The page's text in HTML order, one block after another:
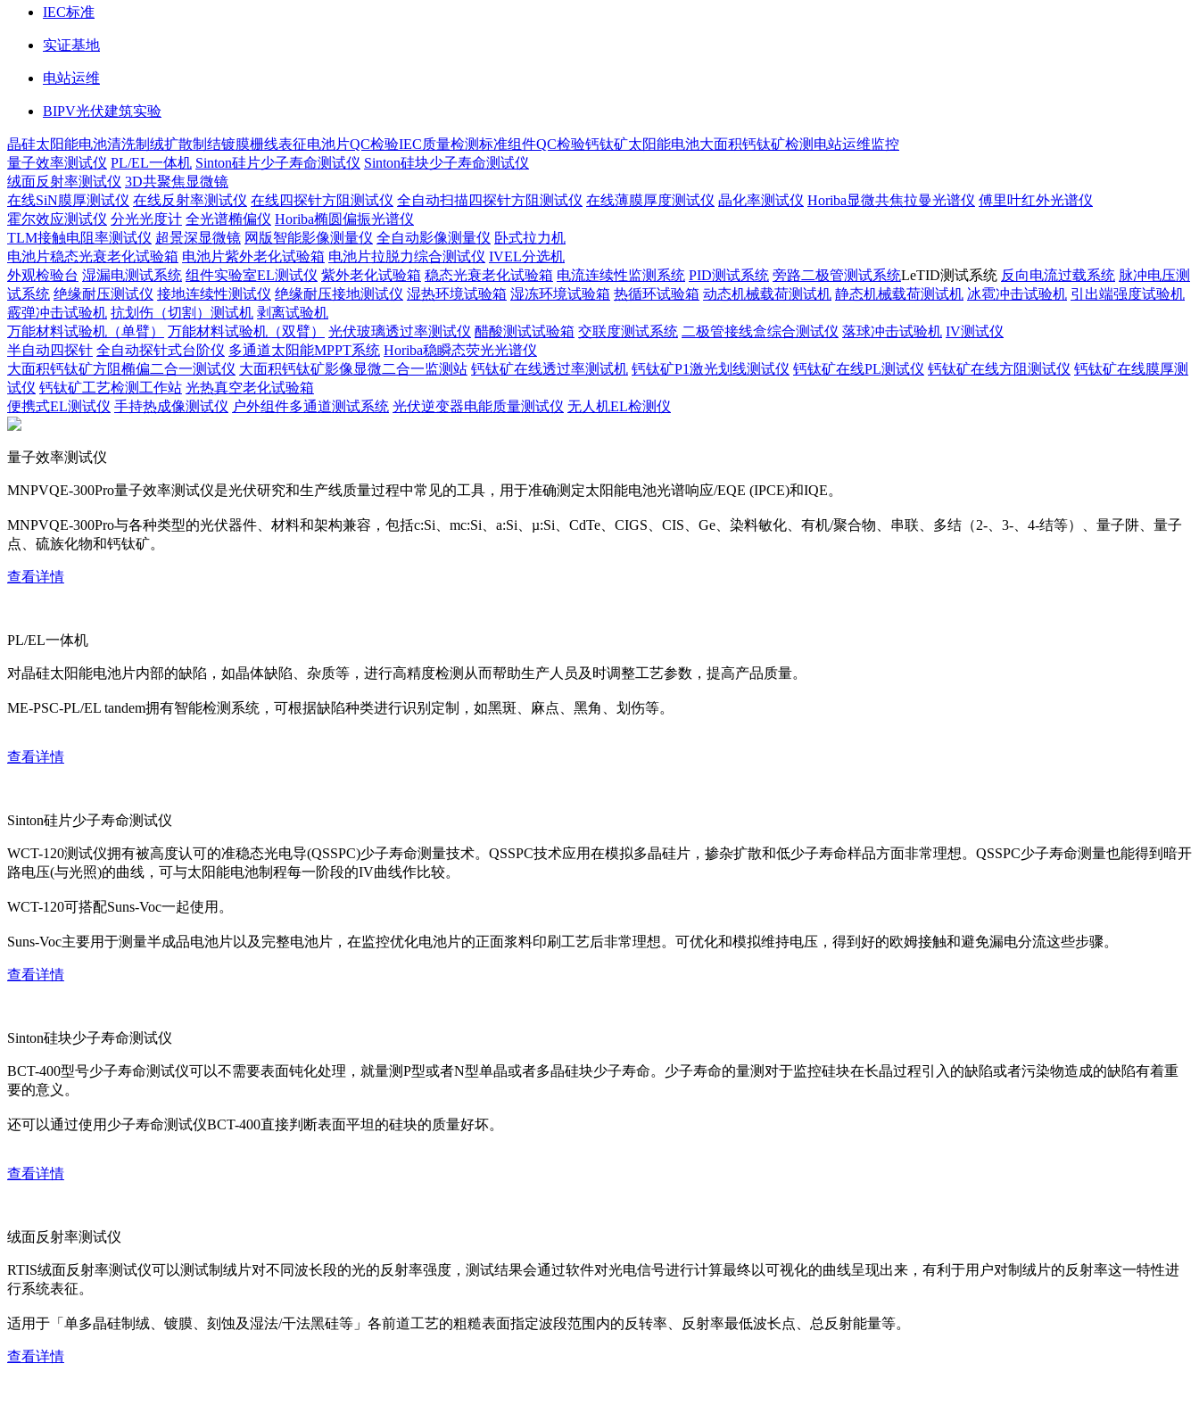
IEC标准
实证基地
电站运维
BIPV光伏建筑实验
晶硅太阳能电池清洗制绒扩散制结镀膜栅线表征电池片QC检验IEC质量检测标准组件QC检验钙钛矿太阳能电池大面积钙钛矿检测 电站运维监控
量子效率测试仪 PL/EL一体机 Sinton硅片少子寿命测试仪 Sinton硅块少子寿命测试仪
绒面反射率测试仪 3D共聚焦显微镜
在线SiN膜厚测试仪 在线反射率测试仪 在线四探针方阻测试仪 全自动扫描四探针方阻测试仪 在线薄膜厚度测试仪 晶化率测试仪 Horiba显微共焦拉曼光谱仪 傅里叶红外光谱仪
霍尔效应测试仪 分光光度计 全光谱椭偏仪 Horiba椭圆偏振光谱仪
TLM接触电阻率测试仪 超景深显微镜 网版智能影像测量仪 全自动影像测量仪 卧式拉力机
电池片稳态光衰老化试验箱 电池片紫外老化试验箱 电池片拉脱力综合测试仪 IVEL分选机
外观检验台 湿漏电测试系统 组件实验室EL测试仪 紫外老化试验箱 稳态光衰老化试验箱 电流连续性监测系统 PID测试系统 旁路二极管测试系统LeTID测试系统 反向电流过载系统 脉冲电压测
试系统 绝缘耐压测试仪 接地连续性测试仪 绝缘耐压接地测试仪 湿热环境试验箱 湿冻环境试验箱 热循环试验箱 动态机械载荷测试机 静态机械载荷测试机 冰雹冲击试验机 引出端强度试验机
霰弹冲击试验机 抗划伤（切割）测试机 剥离试验机
万能材料试验机（单臂）
万能材料试验机（双臂） 光伏玻璃透过率测试仪 醋酸测试试验箱 交联度测试系统 二极管接线盒综合测试仪 落球冲击试验机 IV测试仪
半自动四探针 全自动探针式台阶仪 多通道太阳能MPPT系统 Horiba稳瞬态荧光光谱仪
大面积钙钛矿方阻椭偏二合一测试仪 大面积钙钛矿影像显微二合一监测站 钙钛矿在线透过率测试机 钙钛矿P1激光划线测试仪 钙钛矿在线PL测试仪 钙钛矿在线方阻测试仪 钙钛矿在线膜厚测
试仪 钙钛矿工艺检测工作站 光热真空老化试验箱
便携式EL测试仪 手持热成像测试仪 户外组件多通道测试系统 光伏逆变器电能质量测试仪 无人机EL检测仪
量子效率测试仪
MNPVQE-300Pro量子效率测试仪是光伏研究和生产线质量过程中常见的工具，用于准确测定太阳能电池光谱响应/EQE (IPCE)和IQE。
MNPVQE-300Pro与各种类型的光伏器件、材料和架构兼容，包括c:Si、mc:Si、a:Si、µ:Si、CdTe、CIGS、CIS、Ge、染料敏化、有机/聚合物、串联、多结（2-、3-、4-结等）、量子阱、量子
点、硫族化物和钙钛矿。
查看详情
PL/EL一体机
对晶硅太阳能电池片内部的缺陷，如晶体缺陷、杂质等，进行高精度检测从而帮助生产人员及时调整工艺参数，提高产品质量。
ME-PSC-PL/EL tandem拥有智能检测系统，可根据缺陷种类进行识别定制，如黑斑、麻点、黑角、划伤等。
查看详情
Sinton硅片少子寿命测试仪
WCT-120测试仪拥有被高度认可的准稳态光电导(QSSPC)少子寿命测量技术。QSSPC技术应用在模拟多晶硅片，掺杂扩散和低少子寿命样品方面非常理想。QSSPC少子寿命测量也能得到暗开
路电压(与光照)的曲线，可与太阳能电池制程每一阶段的IV曲线作比较。
WCT-120可搭配Suns-Voc一起使用。
Suns-Voc主要用于测量半成品电池片以及完整电池片，在监控优化电池片的正面浆料印刷工艺后非常理想。可优化和模拟维持电压，得到好的欧姆接触和避免漏电分流这些步骤。
查看详情
Sinton硅块少子寿命测试仪
BCT-400型号少子寿命测试仪可以不需要表面钝化处理，就量测P型或者N型单晶或者多晶硅块少子寿命。少子寿命的量测对于监控硅块在长晶过程引入的缺陷或者污染物造成的缺陷有着重
要的意义。
还可以通过使用少子寿命测试仪BCT-400直接判断表面平坦的硅块的质量好坏。
查看详情
绒面反射率测试仪
RTIS绒面反射率测试仪可以测试制绒片对不同波长段的光的反射率强度，测试结果会通过软件对光电信号进行计算最终以可视化的曲线呈现出来，有利于用户对制绒片的反射率这一特性进
行系统表征。
适用于「单多晶硅制绒、镀膜、刻蚀及湿法/干法黑硅等」各前道工艺的粗糙表面指定波段范围内的反转率、反射率最低波长点、总反射能量等。
查看详情